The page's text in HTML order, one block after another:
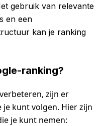
gebruik van relevante
en een
kan je ranking
ranking?
zijn er
kunt volgen. Hier zijn
je kunt nemen: